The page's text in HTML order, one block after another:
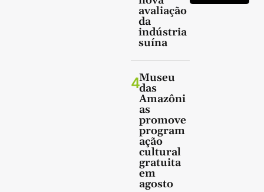
avaliação
da
indústria
suína
4Museu
das
Amazôni
as
promove
program
ação
cultural
gratuita
em
agosto